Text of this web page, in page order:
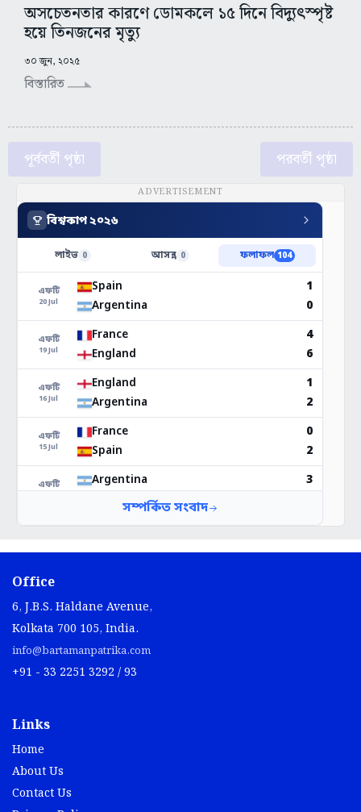
অসচেতনতার কারণে ডোমকলে ১৫ দিনে বিদ্যুৎস্পৃষ্ট
হয়ে তিনজনের মৃত্যু
৩০ জুন, ২০২৫
বিস্তারিত
পূর্ববর্তী পৃষ্ঠা পরবর্তী পৃষ্ঠা
ADVERTISEMENT
Office
6, J.B.S. Haldane Avenue,
Kolkata 700 105, India.
info@bartamanpatrika.com
+91 - 33 2251 3292 / 93
Links
Home
About Us
Contact Us